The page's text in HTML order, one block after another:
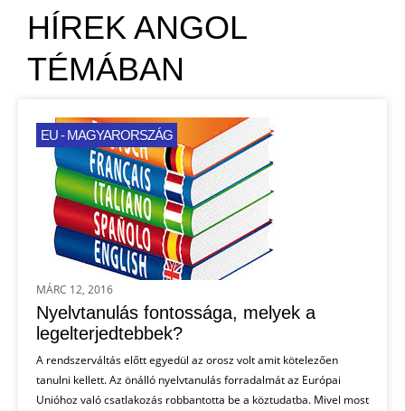
HÍREK ANGOL
TÉMÁBAN
EU - MAGYARORSZÁG
MÁRC 12, 2016
Nyelvtanulás fontossága, melyek a
legelterjedtebbek?
A rendszerváltás előtt egyedül az orosz volt amit kötelezően
tanulni kellett. Az önálló nyelvtanulás forradalmát az Európai
Unióhoz való csatlakozás robbantotta be a köztudatba. Mivel most